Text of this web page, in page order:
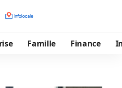
Famille Finance